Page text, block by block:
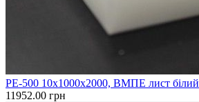
PE-500 10х1000х2000, ВМПЕ лист білий
11952.00 грн